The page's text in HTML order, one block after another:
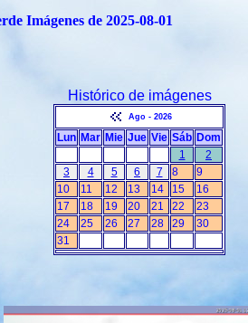
Imágenes de 2025-08-01
Histórico de imágenes
Ago - 2026
Lun Mar Mie Jue Vie Sáb Dom
1
2
3
4 5 6 7 8
9
10
11 12 13 14 15
16
17
18 19 20 21 22
23
24
25 26 27 28 29
30
31